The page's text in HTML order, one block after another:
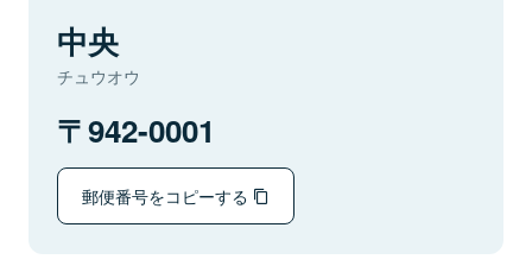
中央
チュウオウ
942-0001
郵便番号をコピーする